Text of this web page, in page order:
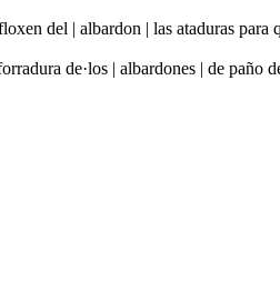
del | albardon | las ataduras
de·los | albardones | de